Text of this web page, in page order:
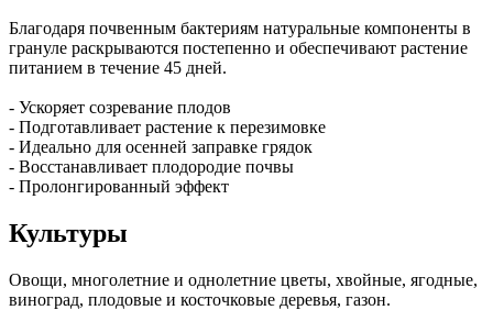
Благодаря почвенным бактериям натуральные компоненты в
грануле раскрываются постепенно и обеспечивают растение
питанием в течение 45 дней.
- Ускоряет созревание плодов
- Подготавливает растение к перезимовке
- Идеально для осенней заправке грядок
- Восстанавливает плодородие почвы
- Пролонгированный эффект
Культуры
Овощи, многолетние и однолетние цветы, хвойные, ягодные,
виноград, плодовые и косточковые деревья, газон.